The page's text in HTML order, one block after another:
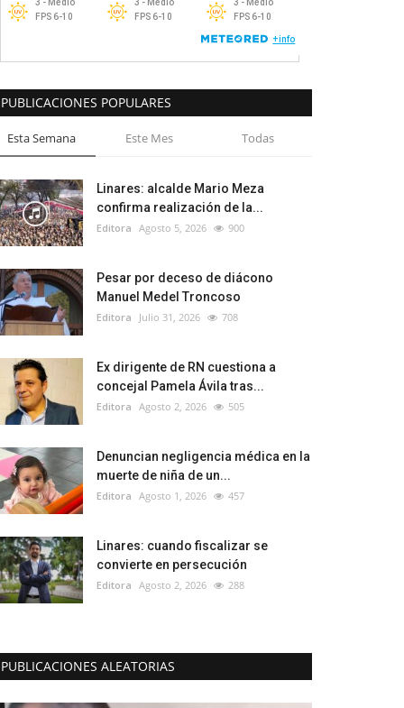
PUBLICACIONES POPULARES
Esta Semana Este Mes Todas
Linares: alcalde Mario Meza
confirma realización de la...
Editora Agosto 5, 2026 900
Pesar por deceso de diácono
Manuel Medel Troncoso
Editora Julio 31, 2026 708
Ex dirigente de RN cuestiona a
concejal Pamela Ávila tras...
Editora Agosto 2, 2026 505
Denuncian negligencia médica en la
muerte de niña de un...
Editora Agosto 1, 2026 457
Linares: cuando fiscalizar se
convierte en persecución
Editora Agosto 2, 2026 288
PUBLICACIONES ALEATORIAS